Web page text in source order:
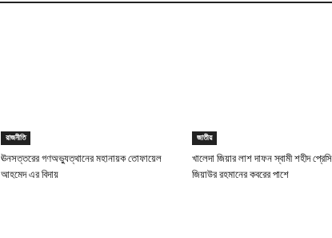
রাজনীতি
ঊনসত্তরের গণঅভ্যুত্থানের মহানায়ক তোফায়েল
আহমেদ এর বিদায়
জাতীয়
খালেদা জিয়ার লাশ দাফন স্বামী শহীদ
জিয়াউর রহমানের কবরের পাশে